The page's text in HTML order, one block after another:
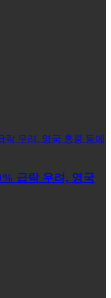
급락 우려, 영국